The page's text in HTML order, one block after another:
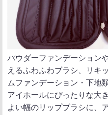
パウダーファンデーション
えるふわふわブラシ、リキ
ムファンデーション・下地
アイホールにぴったりな大
よい幅のリップブラシに、